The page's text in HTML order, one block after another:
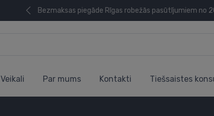
Bezmaksas piegāde Rīgas robežās pasūtījumiem no
Veikali Par mums Kontakti Tiešsaistes